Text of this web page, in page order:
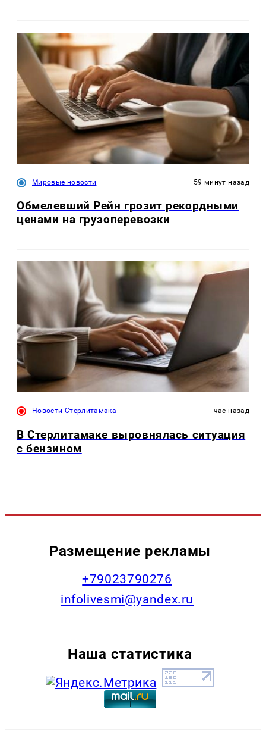
Мировые новости 59 минут назад
Обмелевший Рейн грозит рекордными
ценами на грузоперевозки
Новости Стерлитамака час назад
В Стерлитамаке выровнялась ситуация
с бензином
Размещение рекламы
+79023790276
infolivesmi@yandex.ru
Наша статистика